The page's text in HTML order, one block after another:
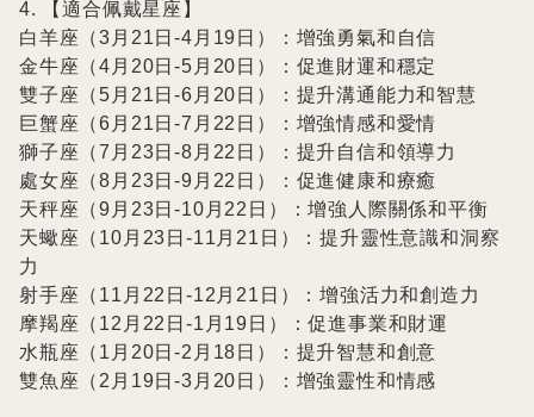
4. 【適合佩戴星座】
白羊座（3月21日-4月19日）：增強勇氣和自信
金牛座（4月20日-5月20日）：促進財運和穩定
雙子座（5月21日-6月20日）：提升溝通能力和智慧
巨蟹座（6月21日-7月22日）：增強情感和愛情
獅子座（7月23日-8月22日）：提升自信和領導力
處女座（8月23日-9月22日）：促進健康和療癒
天秤座（9月23日-10月22日）：增強人際關係和平衡
天蠍座（10月23日-11月21日）：提升靈性意識和洞察
力
射手座（11月22日-12月21日）：增強活力和創造力
摩羯座（12月22日-1月19日）：促進事業和財運
水瓶座（1月20日-2月18日）：提升智慧和創意
雙魚座（2月19日-3月20日）：增強靈性和情感